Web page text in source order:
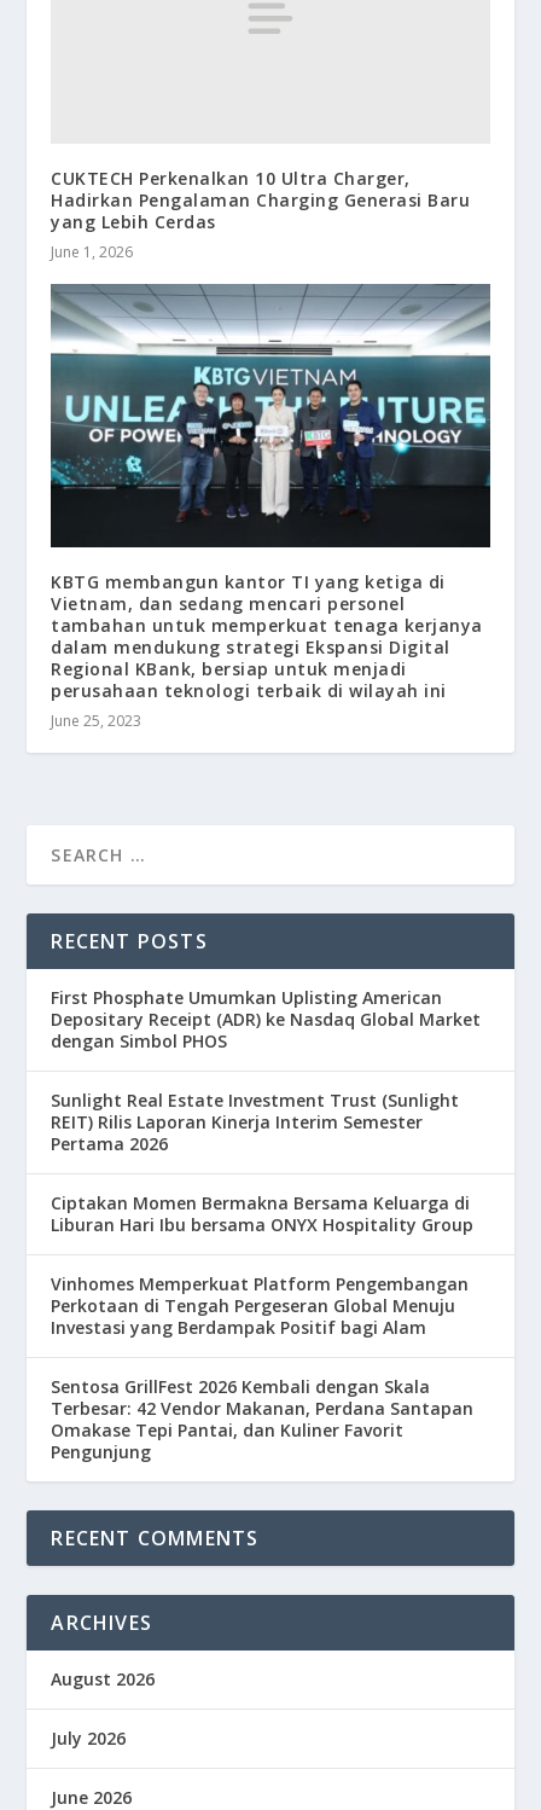
CUKTECH Perkenalkan 10 Ultra Charger,
Hadirkan Pengalaman Charging Generasi Baru
yang Lebih Cerdas
June 1, 2026
KBTG membangun kantor TI yang ketiga di
Vietnam, dan sedang mencari personel
tambahan untuk memperkuat tenaga kerjanya
dalam mendukung strategi Ekspansi Digital
Regional KBank, bersiap untuk menjadi
perusahaan teknologi terbaik di wilayah ini
June 25, 2023
RECENT POSTS
First Phosphate Umumkan Uplisting American
Depositary Receipt (ADR) ke Nasdaq Global Market
dengan Simbol PHOS
Sunlight Real Estate Investment Trust (Sunlight
REIT) Rilis Laporan Kinerja Interim Semester
Pertama 2026
Ciptakan Momen Bermakna Bersama Keluarga di
Liburan Hari Ibu bersama ONYX Hospitality Group
Vinhomes Memperkuat Platform Pengembangan
Perkotaan di Tengah Pergeseran Global Menuju
Investasi yang Berdampak Positif bagi Alam
Sentosa GrillFest 2026 Kembali dengan Skala
Terbesar: 42 Vendor Makanan, Perdana Santapan
Omakase Tepi Pantai, dan Kuliner Favorit
Pengunjung
RECENT COMMENTS
ARCHIVES
August 2026
July 2026
June 2026